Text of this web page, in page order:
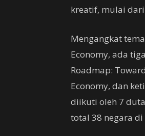
kreatif, mulai
Mengangkat
Economy, ada
Roadmap:
Economy, dan
diikuti oleh 7
total 38 negara